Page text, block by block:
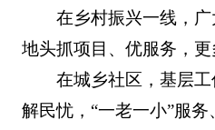
在乡村振兴一线，
地头抓项目、优服务，更
在城乡社区，基层工
解民忧，“一老一小”服